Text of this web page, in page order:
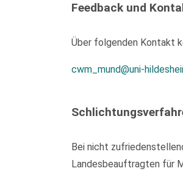
Feedback und
Über folgenden Kontakt
cwm_mund@uni-
Bei nicht
Landesbeauftragten für